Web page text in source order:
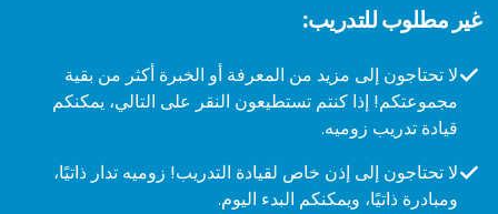
غير مطلوب للتدريب:
لا تحتاجون إلى مزيد من المعرفة أو الخبرة أكثر من بقية
مجموعتكم! إذا كنتم تستطيعون النقر على التالي، يمكنكم
قيادة تدريب زوميه.
لا تحتاجون إلى إذن خاص لقيادة التدريب! زوميه تدار ذاتيًا،
ومبادرة ذاتيًا، ويمكنكم البدء اليوم.